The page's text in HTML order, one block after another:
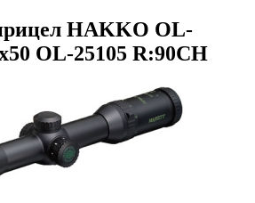
HAKKO OL-
OL-25105 R:90CH